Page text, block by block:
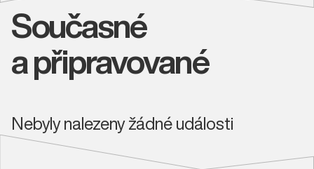
Současné
a připravované
Nebyly nalezeny žádné události